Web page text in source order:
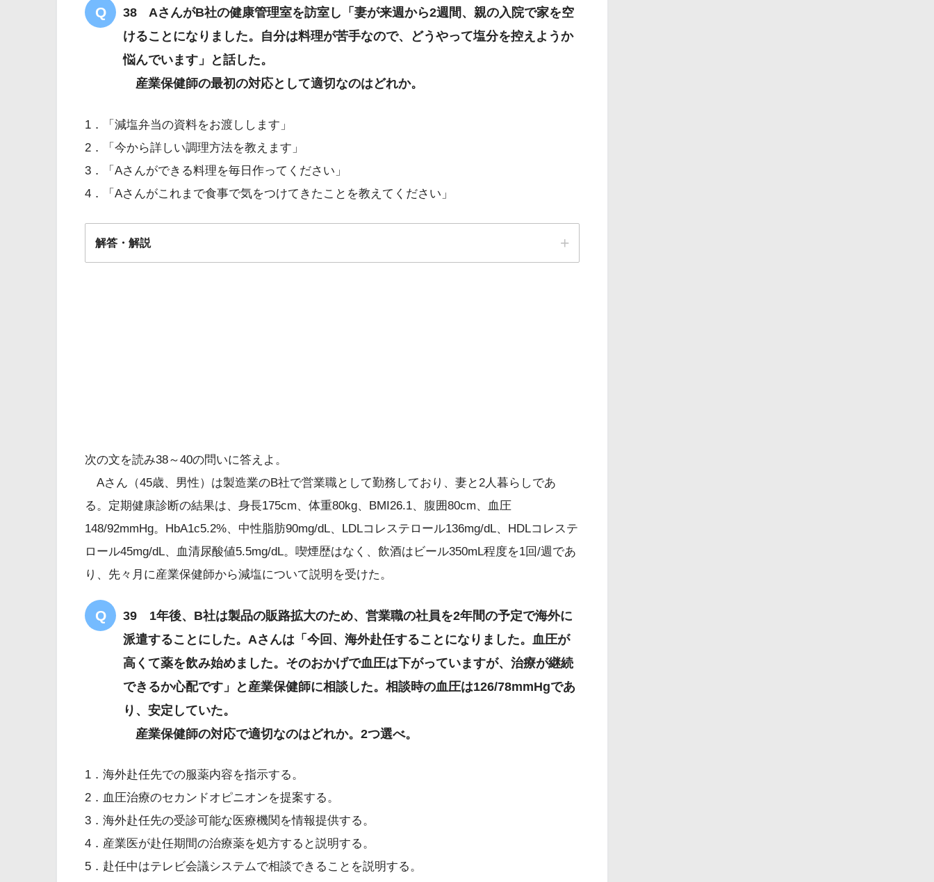
38 AさんがB社の健康管理室を訪室し「妻が来週から2週間、親の入院で家を空
けることになりました。自分は料理が苦手なので、どうやって塩分を控えようか
悩んでいます」と話した。
産業保健師の最初の対応として適切なのはどれか。
1．「減塩弁当の資料をお渡しします」
2．「今から詳しい調理方法を教えます」
3．「Aさんができる料理を毎日作ってください」
4．「Aさんがこれまで食事で気をつけてきたことを教えてください」
解答・解説
料理が苦手
どうやって塩分を控えようか悩んでいます
次の文を読み38～40の問いに答えよ。
Aさん（45歳、男性）は製造業のB社で営業職として勤務しており、妻と2人暮らしであ
る。定期健康診断の結果は、身長175cm、体重80kg、BMI26.1、腹囲80cm、血圧
148/92mmHg。HbA1c5.2%、中性脂肪90mg/dL、LDLコレステロール136mg/dL、HDLコレステ
ロール45mg/dL、血清尿酸値5.5mg/dL。喫煙歴はなく、飲酒はビール350mL程度を1回/週であ
り、先々月に産業保健師から減塩について説明を受けた。
39 1年後、B社は製品の販路拡大のため、営業職の社員を2年間の予定で海外に
派遣することにした。Aさんは「今回、海外赴任することになりました。血圧が
高くて薬を飲み始めました。そのおかげで血圧は下がっていますが、治療が継続
できるか心配です」と産業保健師に相談した。相談時の血圧は126/78mmHgであ
り、安定していた。
産業保健師の対応で適切なのはどれか。2つ選べ。
1．海外赴任先での服薬内容を指示する。
2．血圧治療のセカンドオピニオンを提案する。
3．海外赴任先の受診可能な医療機関を情報提供する。
4．産業医が赴任期間の治療薬を処方すると説明する。
5．赴任中はテレビ会議システムで相談できることを説明する。